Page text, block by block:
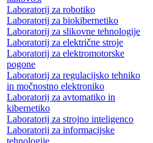
Laboratorij za robotiko
Laboratorij za biokibernetiko
Laboratorij za slikovne tehnologije
Laboratorij za električne stroje
Laboratorij za elektromotorske
pogone
Laboratorij za regulacijsko tehniko
in močnostno elektroniko
Laboratorij za avtomatiko in
kibernetiko
Laboratorij za strojno inteligenco
Laboratorij za informacijske
tehnologije